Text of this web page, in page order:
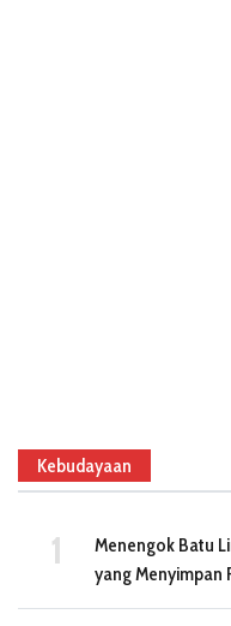
Kebudayaan
Menengok Batu
yang Menyimpan